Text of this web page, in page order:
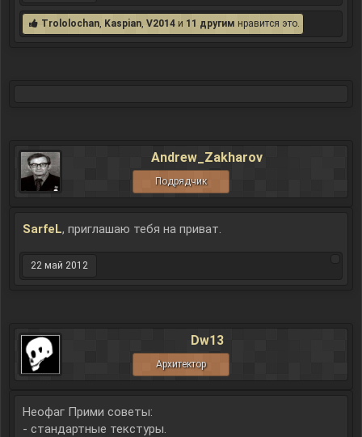
Trololochan, Kaspian, V2014 и 11 другим нравится это.
Andrew_Zakharov
Подрядчик
SarfeL, приглашаю тебя на приват.
22 май 2012
Dw13
Архитектор
Неофаг Прими советы:
- стандартные текстуры.